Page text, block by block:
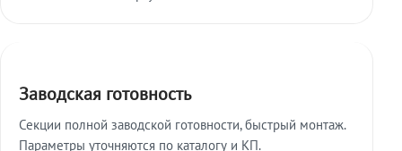
Заводская готовность
Секции полной заводской готовности, быстрый монтаж.
Параметры уточняются по каталогу и КП.